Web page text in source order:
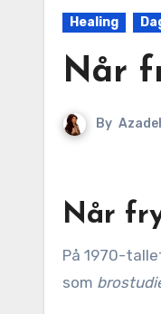
Healing
Når
By
Når
På 1970-tallet gjennomførte psykologene Donald Dutton og Arthur Aron et eksperiment som senere ble kjent
som